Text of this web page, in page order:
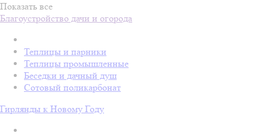
Показать все
Благоустройство дачи и огорода
Теплицы и парники
Теплицы промышленные
Беседки и дачный душ
Сотовый поликарбонат
Гирлянды к Новому Году